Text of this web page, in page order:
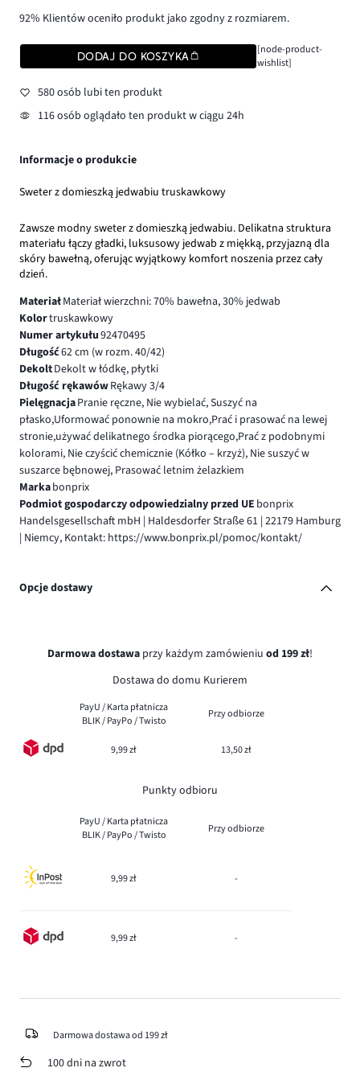
92% Klientów oceniło produkt jako zgodny z rozmiarem.
DODAJ DO KOSZYKA
[node-product-
wishlist]
580 osób lubi ten produkt
116 osób oglądało ten produkt w ciągu 24h
Informacje o produkcie
Sweter z domieszką jedwabiu truskawkowy
Zawsze modny sweter z domieszką jedwabiu. Delikatna struktura
materiału łączy gładki, luksusowy jedwab z miękką, przyjazną dla
skóry bawełną, oferując wyjątkowy komfort noszenia przez cały
dzień.
MateriałMateriał wierzchni: 70% bawełna, 30% jedwab
Kolortruskawkowy
Numer artykułu92470495
Długość62 cm (w rozm. 40/42)
DekoltDekolt w łódkę, płytki
Długość rękawówRękawy 3/4
PielęgnacjaPranie ręczne, Nie wybielać, Suszyć na
płasko,Uformować ponownie na mokro,Prać i prasować na lewej
stronie,używać delikatnego środka piorącego,Prać z podobnymi
kolorami, Nie czyścić chemicznie (Kółko – krzyż), Nie suszyć w
suszarce bębnowej, Prasować letnim żelazkiem
Markabonprix
Podmiot gospodarczy odpowiedzialny przed UE bonprix
Handelsgesellschaft mbH | Haldesdorfer Straße 61 | 22179 Hamburg
| Niemcy, Kontakt: https://www.bonprix.pl/pomoc/kontakt/
Opcje dostawy
Darmowa dostawa przy każdym zamówieniu od 199 zł!
Dostawa do domu Kurierem
PayU / Karta płatnicza
BLIK / PayPo / Twisto
Przy odbiorze
9,99 zł 13,50 zł
Punkty odbioru
PayU / Karta płatnicza
BLIK / PayPo / Twisto
Przy odbiorze
9,99 zł -
9,99 zł -
Darmowa dostawa od 199 zł
100 dni na zwrot